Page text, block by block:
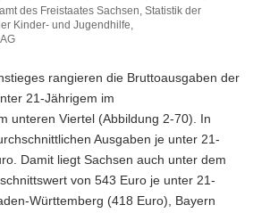
des Freistaates Sachsen, Statistik der
Kinder- und Jugendhilfe,
rangieren die Bruttoausgaben der
21-Jährigem im
unteren Viertel (Abbildung 2-70). In
Ausgaben je unter 21-
Damit liegt Sachsen auch unter dem
von 543 Euro je unter 21-
Württemberg (418 Euro), Bayern